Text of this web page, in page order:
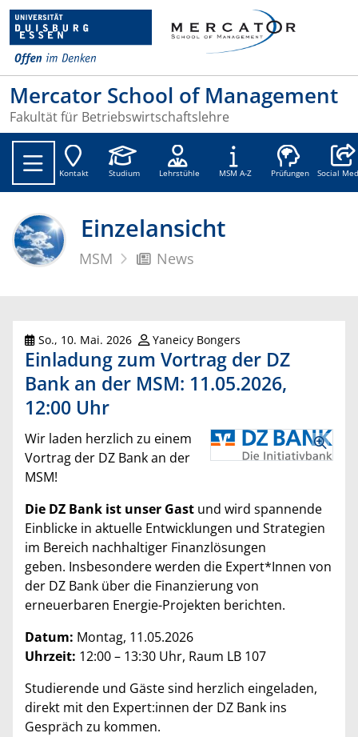
Mercator School of Management
Fakultät für Betriebswirtschaftslehre
Kontakt Studium Lehrstühle MSM A-Z Prüfungen Social
Einzelansicht
MSM News
So., 10. Mai. 2026 Yaneicy Bongers
Einladung zum Vortrag der DZ
Bank an der MSM: 11.05.2026,
12:00 Uhr
Wir laden herzlich zu einem
Vortrag der DZ Bank an der
MSM!
Die DZ Bank ist unser Gast und wird spannende
Einblicke in aktuelle Entwicklungen und Strategien
im Bereich nachhaltiger Finanzlösungen
geben. Insbesondere werden die Expert*Innen von
der DZ Bank über die Finanzierung von
erneuerbaren Energie-Projekten berichten.
Datum: Montag, 11.05.2026
Uhrzeit: 12:00 – 13:30 Uhr, Raum LB 107
Studierende und Gäste sind herzlich eingeladen,
direkt mit den Expert:innen der DZ Bank ins
Gespräch zu kommen.